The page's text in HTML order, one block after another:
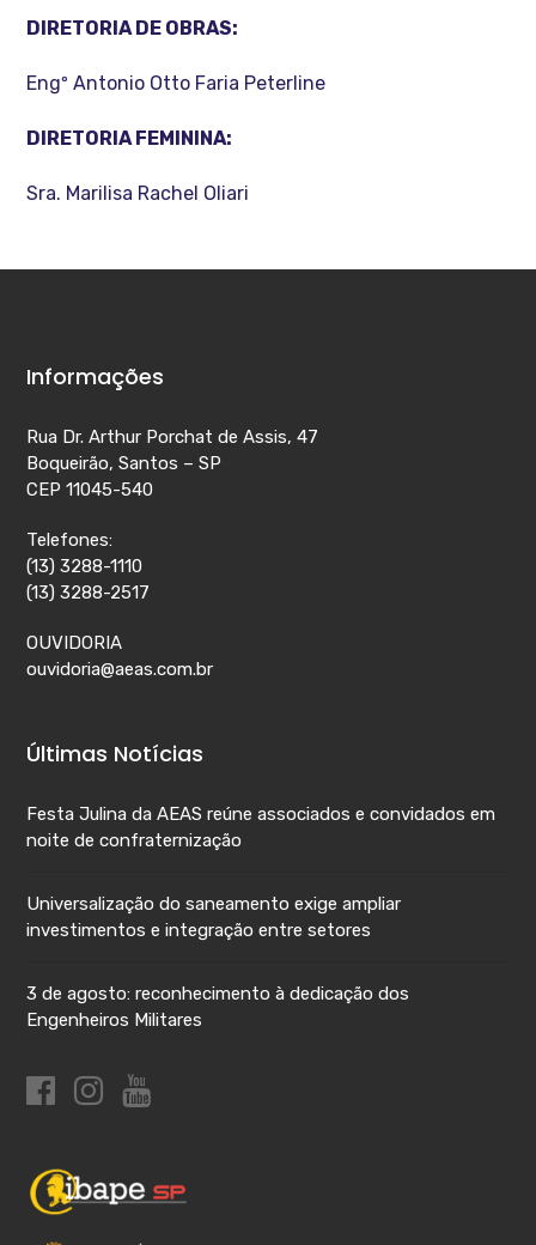
DIRETORIA DE OBRAS:
Engº Antonio Otto Faria Peterline
DIRETORIA FEMININA:
Sra. Marilisa Rachel Oliari
Informações
Rua Dr. Arthur Porchat de Assis, 47
Boqueirão, Santos – SP
CEP 11045-540
Telefones:
(13) 3288-1110
(13) 3288-2517
OUVIDORIA
ouvidoria@aeas.com.br
Últimas Notícias
Festa Julina da AEAS reúne associados e convidados em
noite de confraternização
Universalização do saneamento exige ampliar
investimentos e integração entre setores
3 de agosto: reconhecimento à dedicação dos
Engenheiros Militares